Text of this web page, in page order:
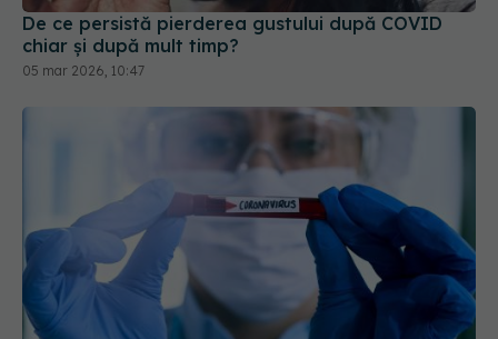
Ce au găsit cercetătorii în sângele pacienților
după COVID. Ce se întâmplă cu fierul din sânge
11 mar 2026, 12:46